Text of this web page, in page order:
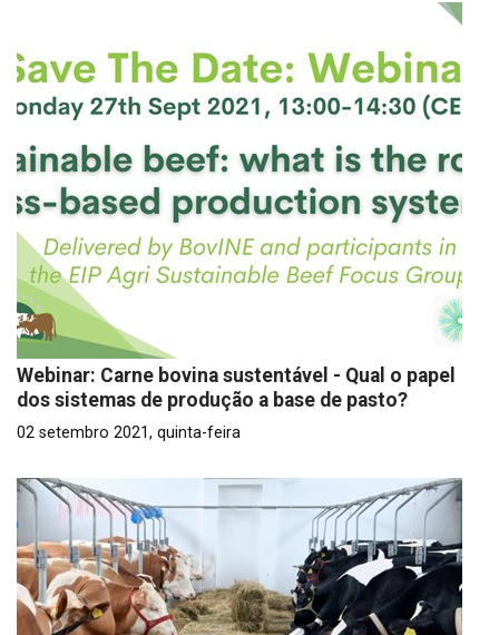
Webinar: Carne bovina sustentável - Qual o papel
dos sistemas de produção a base de pasto?
02 setembro 2021, quinta-feira